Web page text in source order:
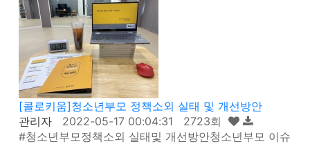
[콜로키움]청소년부모 정책소외 실태 및 개선방안
관리자 2022-05-17 00:04:31 2723회
#청소년부모정책소외 실태및 개선방안청소년부모 이슈